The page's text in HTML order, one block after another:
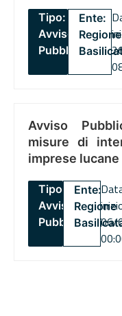
Tipo:
Avviso
Pubblico
Ente:
Regione
Avviso
misure di
imprese lucane
Tipo:
Avviso
Pubblico
Ente:
Regione
06/